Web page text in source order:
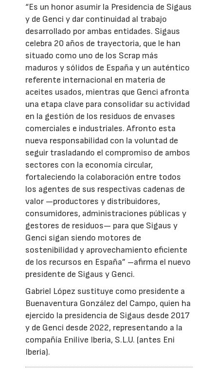
“Es un honor asumir la Presidencia de Sigaus
y de Genci y dar continuidad al trabajo
desarrollado por ambas entidades. Sigaus
celebra 20 años de trayectoria, que le han
situado como uno de los Scrap más
maduros y sólidos de España y un auténtico
referente internacional en materia de
aceites usados, mientras que Genci afronta
una etapa clave para consolidar su actividad
en la gestión de los residuos de envases
comerciales e industriales. Afronto esta
nueva responsabilidad con la voluntad de
seguir trasladando el compromiso de ambos
sectores con la economía circular,
fortaleciendo la colaboración entre todos
los agentes de sus respectivas cadenas de
valor —productores y distribuidores,
consumidores, administraciones públicas y
gestores de residuos— para que Sigaus y
Genci sigan siendo motores de
sostenibilidad y aprovechamiento eficiente
de los recursos en España” –afirma el nuevo
presidente de Sigaus y Genci.
Gabriel López sustituye como presidente a
Buenaventura González del Campo, quien ha
ejercido la presidencia de Sigaus desde 2017
y de Genci desde 2022, representando a la
compañía Enilive Iberia, S.L.U. (antes Eni
Iberia).